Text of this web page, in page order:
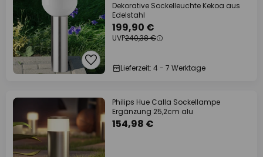
Dekorative Sockelleuchte Kekoa aus
Edelstahl
199,90 €
UVP240,38 €
Lieferzeit: 4 - 7 Werktage
Philips Hue Calla Sockellampe
Ergänzung 25,2cm alu
154,98 €